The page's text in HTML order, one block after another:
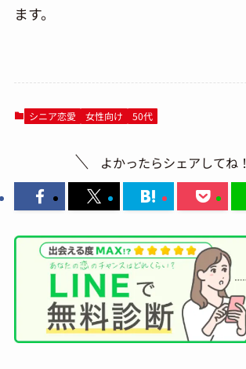
ます。
シニア恋愛 女性向け 50代
よかったらシェアしてね！